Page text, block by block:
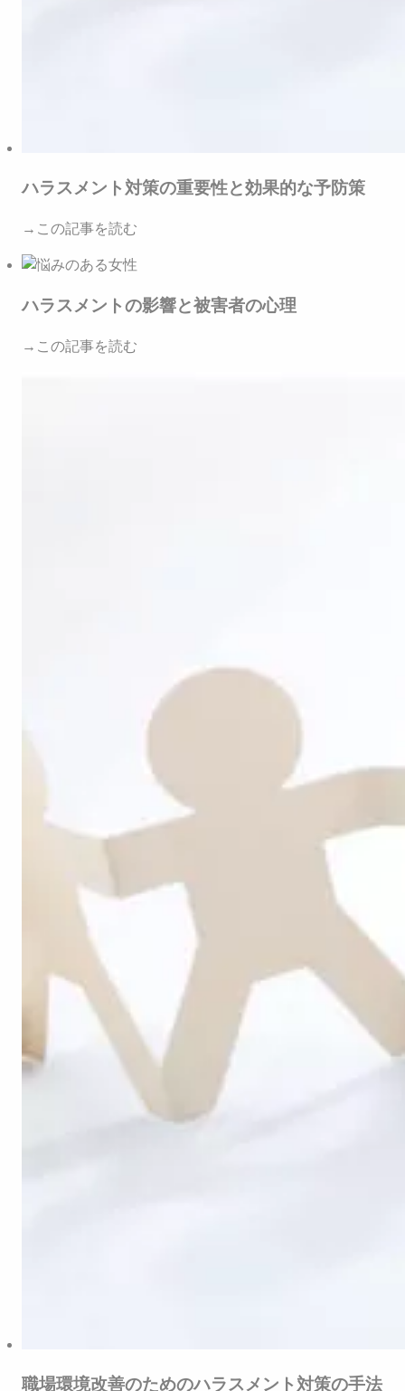
ハラスメント対策の重要性と効果的な予防策
→この記事を読む
ハラスメントの影響と被害者の心理
→この記事を読む
職場環境改善のためのハラスメント対策の手法